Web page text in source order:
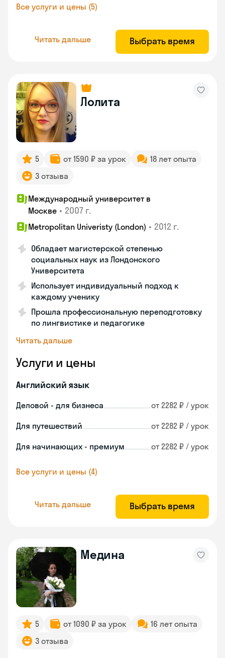
Все услуги и цены (5)
Читать дальше Выбрать время
Лолита
5 от 1590 ₽ за урок
18 лет опыта
3 отзыва
Международный университет в
Москве • 2007 г.
Metropolitan Univeristy (London) • 2012 г.
Обладает магистерской степенью
социальных наук из Лондонского
Университета
Использует индивидуальный подход к
каждому ученику
Прошла профессиональную переподготовку
по лингвистике и педагогике
Читать дальше
Услуги и цены
Английский язык
Деловой - для бизнеса от 2282 ₽ / урок
Для путешествий от 2282 ₽ / урок
Для начинающих - премиум от 2282 ₽ / урок
Все услуги и цены (4)
Читать дальше Выбрать время
Медина
5 от 1090 ₽ за урок
16 лет опыта
3 отзыва